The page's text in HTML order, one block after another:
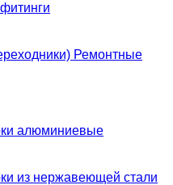
Ремонтные
алюминиевые
из нержавеющей стали